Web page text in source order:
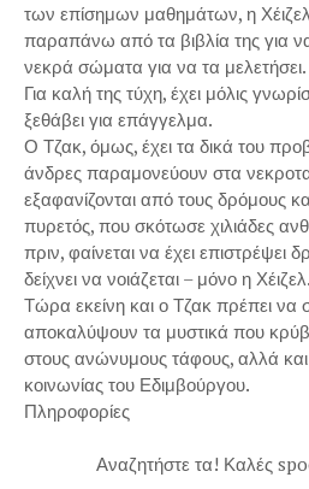
των επίσημων μαθημάτων, η Χέιζελ
παραπάνω από τα βιβλία της για
νεκρά σώματα για να τα μελετήσει.
Για καλή της τύχη, έχει μόλις
ξεθάβει για επάγγελμα.
Ο Τζακ, όμως, έχει τα δικά του
άνδρες παραμονεύουν στα
εξαφανίζονται από τους δρόμους
πυρετός, που σκότωσε χιλιάδες
πριν, φαίνεται να έχει επιστρέψει
δείχνει να νοιάζεται – μόνο η Χέιζελ.
Τώρα εκείνη και ο Τζακ πρέπει να
αποκαλύψουν τα μυστικά που
στους ανώνυμους τάφους, αλλά και
κοινωνίας του Εδιμβούργου.
Πληροφορίες
Αναζητήστε τα! Καλές